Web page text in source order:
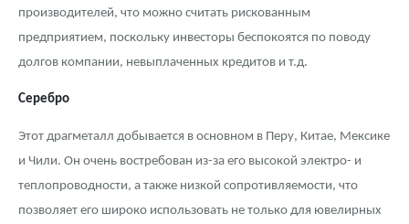
производителей, что можно считать рискованным
предприятием, поскольку инвесторы беспокоятся по поводу
долгов компании, невыплаченных кредитов и т.д.
Серебро
Этот драгметалл добывается в основном в Перу, Китае, Мексике
и Чили. Он очень востребован из-за его высокой электро- и
теплопроводности, а также низкой сопротивляемости, что
позволяет его широко использовать не только для ювелирных